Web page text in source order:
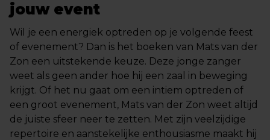
jouw event
Wil je een energiek optreden op je volgende feest
of evenement? Dan is het boeken van Mats van der
Zon een uitstekende keuze. Deze jonge zanger
weet als geen ander hoe hij een zaal in beweging
krijgt. Of het nu gaat om een intiem optreden of
een groot evenement, Mats van der Zon weet altijd
de juiste sfeer neer te zetten. Met zijn veelzijdige
repertoire en aanstekelijke enthousiasme maakt hij